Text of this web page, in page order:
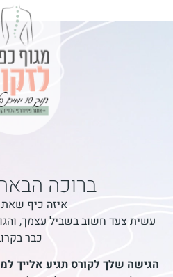
ברוכה
איזה כיף
עשית צעד חשוב בשביל עצמך,
כבר
הגישה שלך לקורס תגיע אלייך למייל